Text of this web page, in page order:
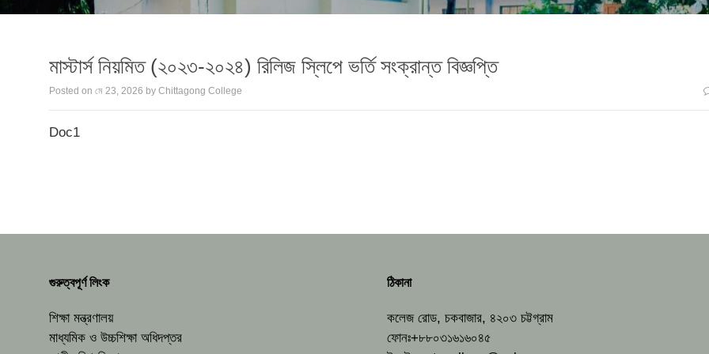
মাস্টার্স নিয়মিত (২০২৩-২০২৪) রিলিজ স্লিপে ভর্তি সংক্রান্ত বিজ্ঞপ্তি
Posted on মে 23, 2026 by Chittagong College
Doc1
গুরুত্বপূর্ণ লিংক
শিক্ষা মন্ত্রণালয়
মাধ্যমিক ও উচ্চশিক্ষা অধিদপ্তর
ঠিকানা
কলেজ রোড, চকবাজার, ৪২০৩ চট্টগ্রাম
ফোনঃ+৮৮০৩১৬১৬০৪৫